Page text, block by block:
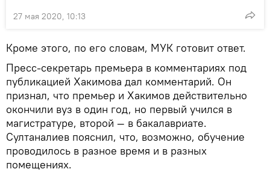
27 мая 2020, 10:13
Кроме этого, по его словам, МУК готовит ответ.
Пресс-секретарь премьера в комментариях под
публикацией Хакимова дал комментарий. Он
признал, что премьер и Хакимов действительно
окончили вуз в один год, но первый учился в
магистратуре, второй — в бакалавриате.
Султаналиев пояснил, что, возможно, обучение
проводилось в разное время и в разных
помещениях.